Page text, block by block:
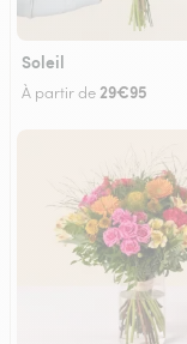
Soleil
À partir de 29€95